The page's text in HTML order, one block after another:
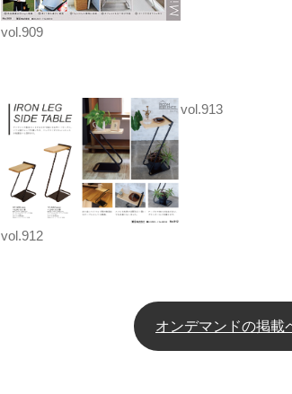
vol.909
vol.912
vol.913
オンデマンドの掲載